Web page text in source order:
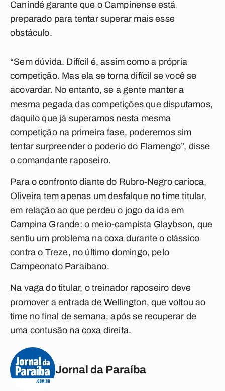
Canindé garante que o Campinense está
preparado para tentar superar mais esse
obstáculo.
“Sem dúvida. Difícil é, assim como a própria
competição. Mas ela se torna difícil se você se
acovardar. No entanto, se a gente manter a
mesma pegada das competições que disputamos,
daquilo que já superamos nesta mesma
competição na primeira fase, poderemos sim
tentar surpreender o poderio do Flamengo”, disse
o comandante raposeiro.
Para o confronto diante do Rubro-Negro carioca,
Oliveira tem apenas um desfalque no time titular,
em relação ao que perdeu o jogo da ida em
Campina Grande: o meio-campista Glaybson, que
sentiu um problema na coxa durante o clássico
contra o Treze, no último domingo, pelo
Campeonato Paraibano.
Na vaga do titular, o treinador raposeiro deve
promover a entrada de Wellington, que voltou ao
time no final de semana, após se recuperar de
uma contusão na coxa direita.
Jornal da Paraíba